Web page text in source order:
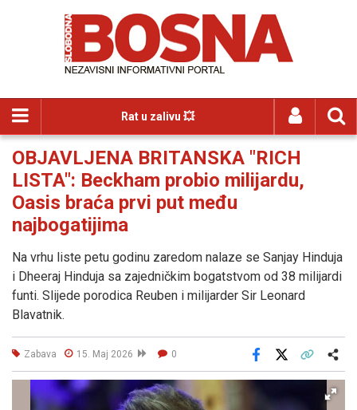
Rat u zalivu 💥
OBJAVLJENA BRITANSKA "RICH
LISTA": Beckham probio milijardu,
Oasis braća prvi put među
najbogatijima
Na vrhu liste petu godinu zaredom nalaze se Sanjay Hinduja
i Dheeraj Hinduja sa zajedničkim bogatstvom od 38 milijardi
funti. Slijede porodica Reuben i milijarder Sir Leonard
Blavatnik.
Zabava 15. Maj 2026 0
Facebook